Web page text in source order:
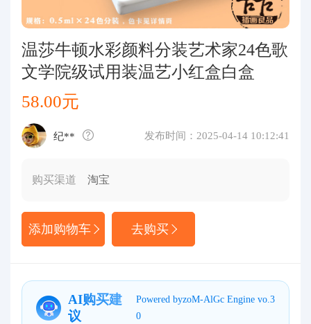
温莎牛顿水彩颜料分装艺术家24色歌
文学院级试用装温艺小红盒白盒
58.00元
纪** 发布时间：2025-04-14 10:12:41
购买渠道 淘宝
添加购物车 去购买
AI购买建
议
Powered byzoM-AlGc Engine vo.3
0